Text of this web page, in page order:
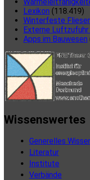
Lexikon (118.419)
Winterfeste
Externe
Apps im Bauwesen
Wissenswertes
Generelles
Literatur
Institute
Verbände